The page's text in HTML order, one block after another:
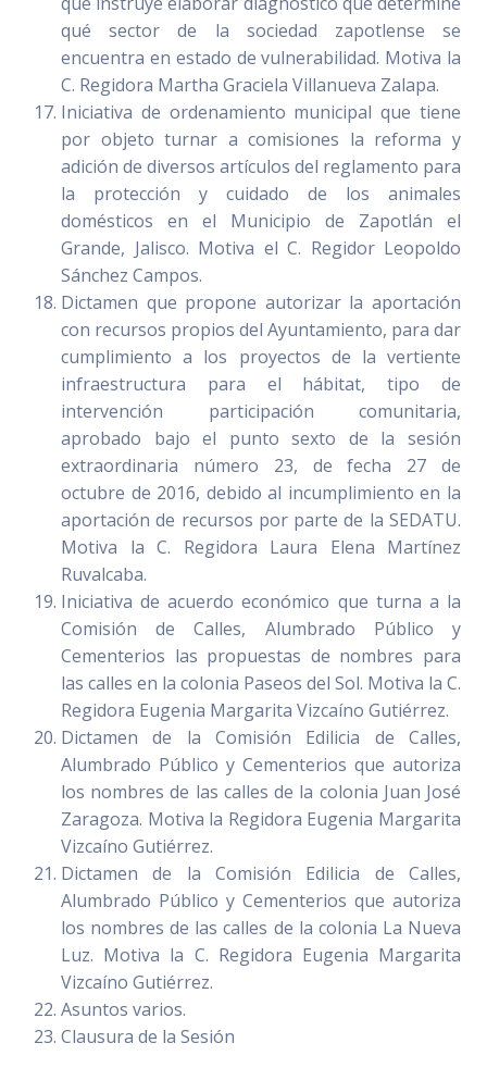
qué sector de la sociedad zapotlense se
encuentra en estado de vulnerabilidad. Motiva la
C. Regidora Martha Graciela Villanueva Zalapa.
Iniciativa de ordenamiento municipal que tiene
por objeto turnar a comisiones la reforma y
adición de diversos artículos del reglamento para
la protección y cuidado de los animales
domésticos en el Municipio de Zapotlán el
Grande, Jalisco. Motiva el C. Regidor Leopoldo
Sánchez Campos.
Dictamen que propone autorizar la aportación
con recursos propios del Ayuntamiento, para dar
cumplimiento a los proyectos de la vertiente
infraestructura para el hábitat, tipo de
intervención participación comunitaria,
aprobado bajo el punto sexto de la sesión
extraordinaria número 23, de fecha 27 de
octubre de 2016, debido al incumplimiento en la
aportación de recursos por parte de la SEDATU.
Motiva la C. Regidora Laura Elena Martínez
Ruvalcaba.
Iniciativa de acuerdo económico que turna a la
Comisión de Calles, Alumbrado Público y
Cementerios las propuestas de nombres para
las calles en la colonia Paseos del Sol. Motiva la C.
Regidora Eugenia Margarita Vizcaíno Gutiérrez.
Dictamen de la Comisión Edilicia de Calles,
Alumbrado Público y Cementerios que autoriza
los nombres de las calles de la colonia Juan José
Zaragoza. Motiva la Regidora Eugenia Margarita
Vizcaíno Gutiérrez.
Dictamen de la Comisión Edilicia de Calles,
Alumbrado Público y Cementerios que autoriza
los nombres de las calles de la colonia La Nueva
Luz. Motiva la C. Regidora Eugenia Margarita
Vizcaíno Gutiérrez.
Asuntos varios.
Clausura de la Sesión